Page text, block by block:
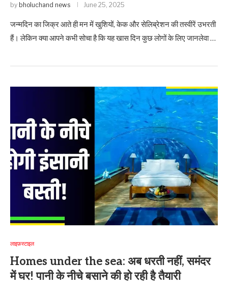
by bholuchand news June 25, 2025
जन्मदिन का जिक्र आते ही मन में खुशियों, केक और सेलिब्रेशन की तस्वीरें उभरती
हैं। लेकिन क्या आपने कभी सोचा है कि यह खास दिन कुछ लोगों के लिए जानलेवा …
लाइफ़स्टाइल
Homes under the sea: अब धरती नहीं, समंदर
में घर! पानी के नीचे बसाने की हो रही है तैयारी